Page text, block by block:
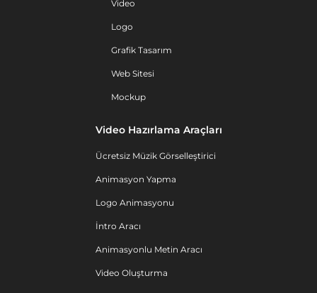
Video
Logo
Grafik Tasarım
Web Sitesi
Mockup
Video Hazırlama Araçları
Ücretsiz Müzik Görselleştirici
Animasyon Yapma
Logo Animasyonu
İntro Aracı
Animasyonlu Metin Aracı
Video Oluşturma